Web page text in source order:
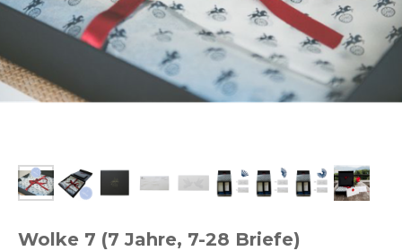
Wolke 7 (7 Jahre, 7-28 Briefe)